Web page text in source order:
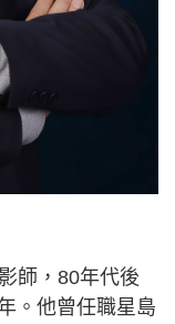
師，80年代後
。他曾任職星島